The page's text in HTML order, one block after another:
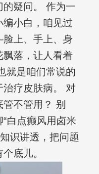
的疑问。 作为一
小白，咱见过
上、手上、身
飘落，让人看着
就是咱们常说的
治疗皮肤病。 对
不管用？ 别
白点癫风用卤米
识讲透，把问题
底儿。